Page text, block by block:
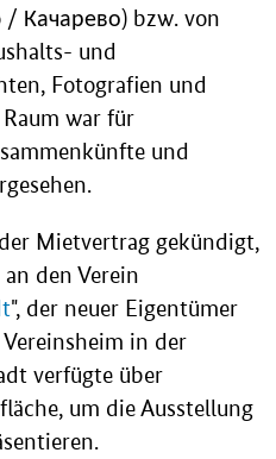
/ Качарево) bzw. von
und
Fotografien und
war für
und
Mietvertrag gekündigt,
den Verein
", der neuer Eigentümer
in der
verfügte über
um die Ausstellung